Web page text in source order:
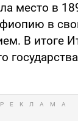
место в
в
В итоге